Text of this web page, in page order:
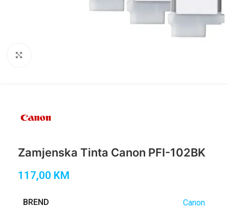
Zamjenska Tinta Canon PFI-102BK
117,00 KM
BREND Canon